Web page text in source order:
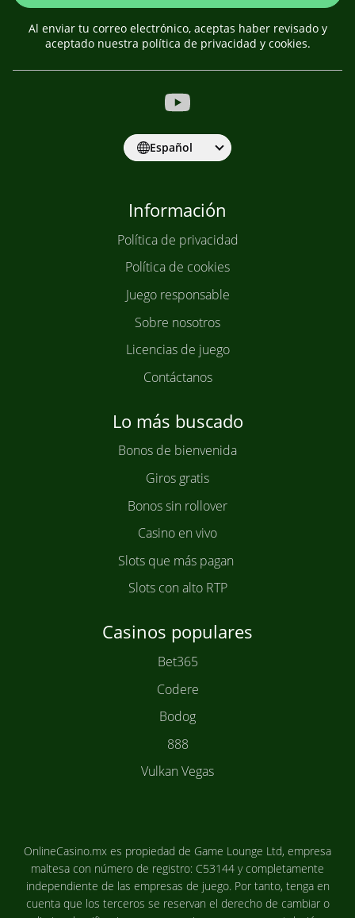
Al enviar tu correo electrónico, aceptas haber revisado y
aceptado nuestra política de privacidad y cookies.
Español
Información
Política de privacidad
Política de cookies
Juego responsable
Sobre nosotros
Licencias de juego
Contáctanos
Lo más buscado
Bonos de bienvenida
Giros gratis
Bonos sin rollover
Casino en vivo
Slots que más pagan
Slots con alto RTP
Casinos populares
Bet365
Codere
Bodog
888
Vulkan Vegas
OnlineCasino.mx es propiedad de Game Lounge Ltd, empresa
maltesa con número de registro: C53144 y completamente
independiente de las empresas de juego. Por tanto, tenga en
cuenta que los terceros se reservan el derecho de cambiar o